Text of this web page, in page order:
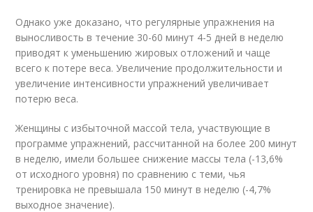
Однако уже доказано, что регулярные упражнения на
выносливость в течение 30-60 минут 4-5 дней в неделю
приводят к уменьшению жировых отложений и чаще
всего к потере веса. Увеличение продолжительности и
увеличение интенсивности упражнений увеличивает
потерю веса.
Женщины с избыточной массой тела, участвующие в
программе упражнений, рассчитанной на более 200 минут
в неделю, имели большее снижение массы тела (-13,6%
от исходного уровня) по сравнению с теми, чья
тренировка не превышала 150 минут в неделю (-4,7%
выходное значение).